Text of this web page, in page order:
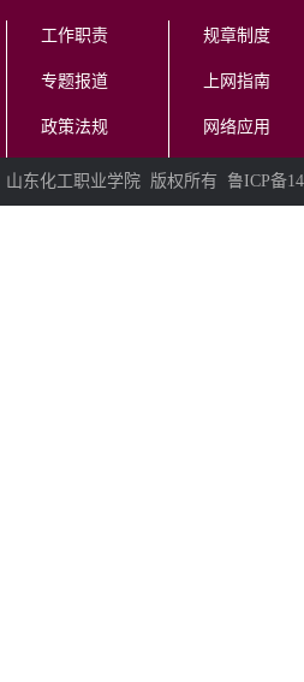
工作职责
专题报道
政策法规
规章制度
上网指南
网络应用
山东化工职业学院 版权所有 鲁ICP备